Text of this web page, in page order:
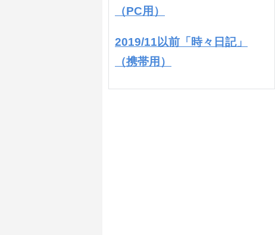
（PC用）
2019/11以前「時々日記」
（携帯用）